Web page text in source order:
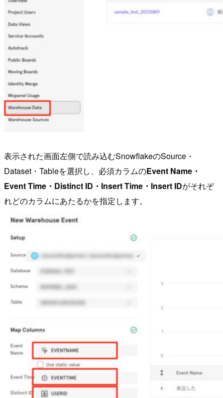
表示された画面左側で読み込むSnowflakeのSource・
Dataset・Tableを選択し、必須カラムのEvent Name・
Event Time・Distinct ID・Insert Time・Insert IDがそれぞ
れどのカラムにあたるかを指定します。